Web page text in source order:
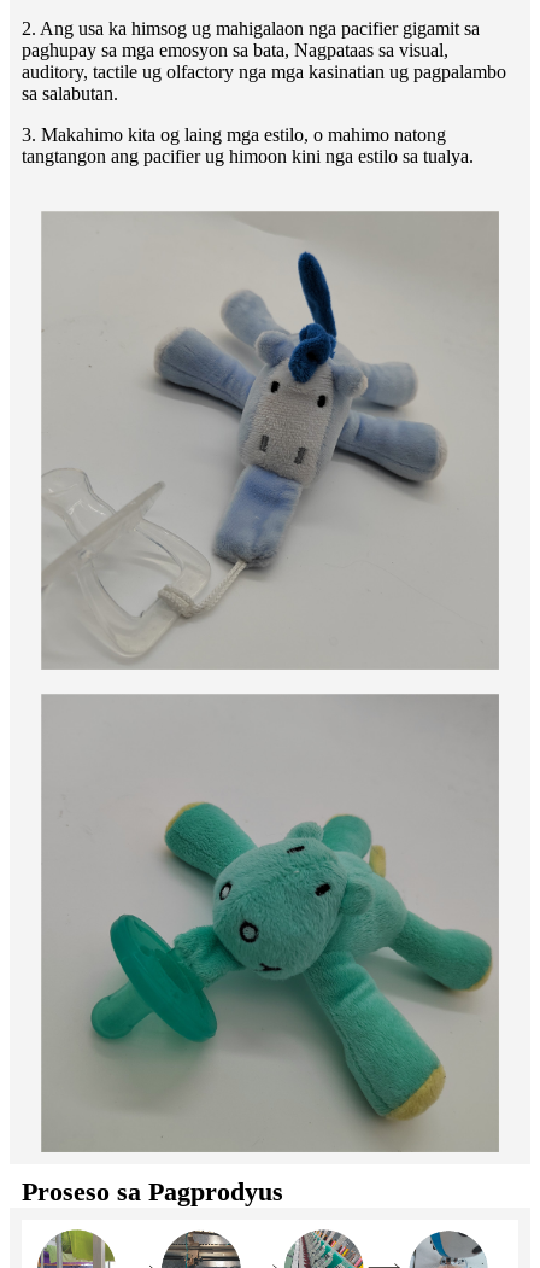
2. Ang usa ka himsog ug mahigalaon nga pacifier gigamit sa
paghupay sa mga emosyon sa bata, Nagpataas sa visual,
auditory, tactile ug olfactory nga mga kasinatian ug pagpalambo
sa salabutan.
3. Makahimo kita og laing mga estilo, o mahimo natong
tangtangon ang pacifier ug himoon kini nga estilo sa tualya.
Proseso sa Pagprodyus